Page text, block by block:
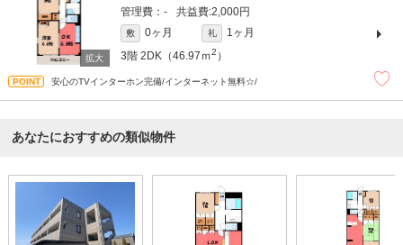
- 2,000円
敷 0ヶ月 礼
1ヶ月
3階 2DK（46.97ｍ2 ）
安心のTVインターホン完備/インターネット無料☆/
あなたにおすすめの類似物件